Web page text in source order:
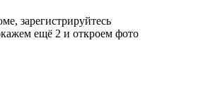
зарегистрируйтесь
ещё 2 и откроем фото